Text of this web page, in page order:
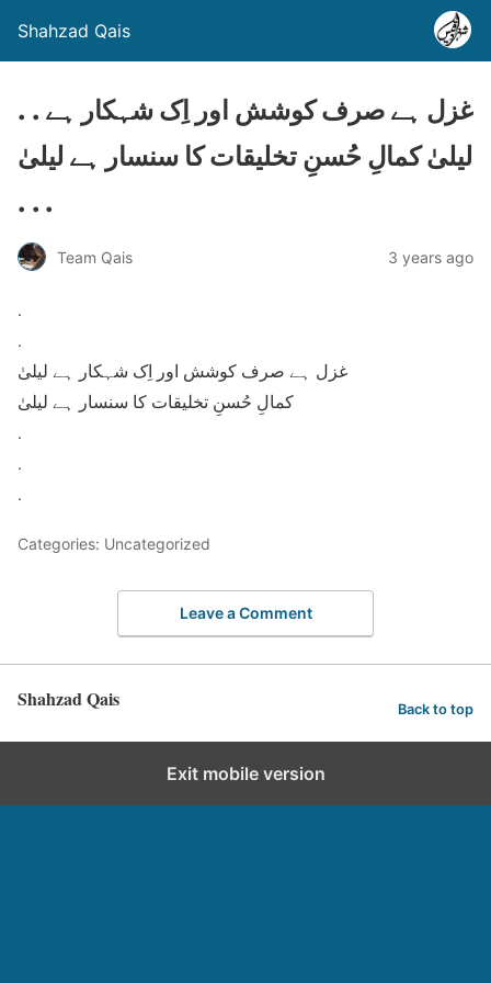
Shahzad Qais
. . غزل ہے صرف کوشش اور اِک شہکار ہے
لیلیٰ کمالِ حُسنِ تخلیقات کا سنسار ہے لیلیٰ
. . .
Team Qais 3 years ago
.
.
غزل ہے صرف کوشش اور اِک شہکار ہے لیلیٰ
کمالِ حُسنِ تخلیقات کا سنسار ہے لیلیٰ
.
.
.
Categories: Uncategorized
Leave a Comment
Shahzad Qais Back to top
Exit mobile version